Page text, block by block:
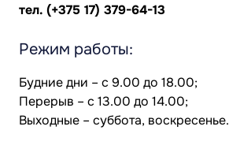
тел. (+375 17) 379-64-13
Режим работы:
Будние дни – с 9.00 до 18.00;
Перерыв – с 13.00 до 14.00;
Выходные – суббота, воскресенье.